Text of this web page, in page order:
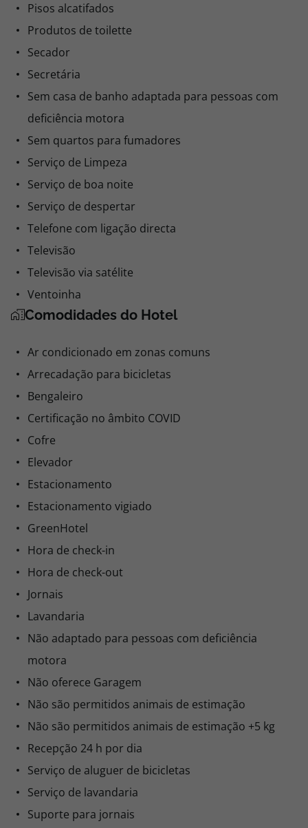
Pisos alcatifados
Produtos de toilette
Secador
Secretária
Sem casa de banho adaptada para pessoas com
deficiência motora
Sem quartos para fumadores
Serviço de Limpeza
Serviço de boa noite
Serviço de despertar
Telefone com ligação directa
Televisão
Televisão via satélite
Ventoinha
Comodidades do Hotel
Ar condicionado em zonas comuns
Arrecadação para bicicletas
Bengaleiro
Certificação no âmbito COVID
Cofre
Elevador
Estacionamento
Estacionamento vigiado
GreenHotel
Hora de check-in
Hora de check-out
Jornais
Lavandaria
Não adaptado para pessoas com deficiência
motora
Não oferece Garagem
Não são permitidos animais de estimação
Não são permitidos animais de estimação +5 kg
Recepção 24 h por dia
Serviço de aluguer de bicicletas
Serviço de lavandaria
Suporte para jornais